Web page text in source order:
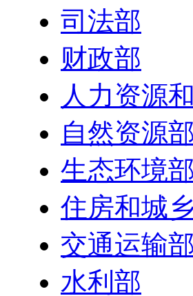
司法部
财政部
人力资源
自然资源部
生态环境部
住房和城
交通运输部
水利部